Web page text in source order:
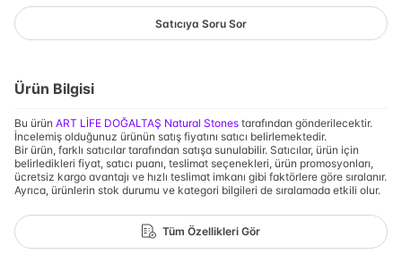
Satıcıya Soru Sor
Ürün Bilgisi
Bu ürün ART LİFE DOĞALTAŞ Natural Stones tarafından gönderilecektir.
İncelemiş olduğunuz ürünün satış fiyatını satıcı belirlemektedir.
Bir ürün, farklı satıcılar tarafından satışa sunulabilir. Satıcılar, ürün için
belirledikleri fiyat, satıcı puanı, teslimat seçenekleri, ürün promosyonları,
ücretsiz kargo avantajı ve hızlı teslimat imkanı gibi faktörlere göre sıralanır.
Ayrıca, ürünlerin stok durumu ve kategori bilgileri de sıralamada etkili olur.
Tüm Özellikleri Gör